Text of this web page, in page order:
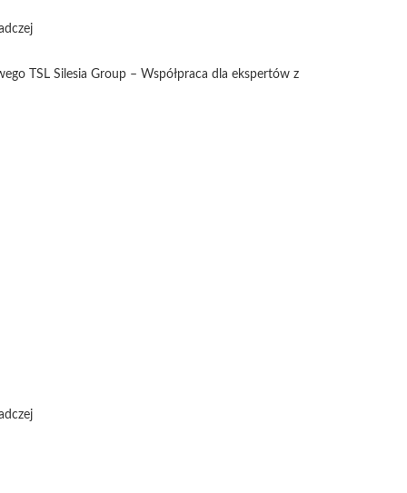
TSL Silesia Group – Współpraca dla ekspertów z